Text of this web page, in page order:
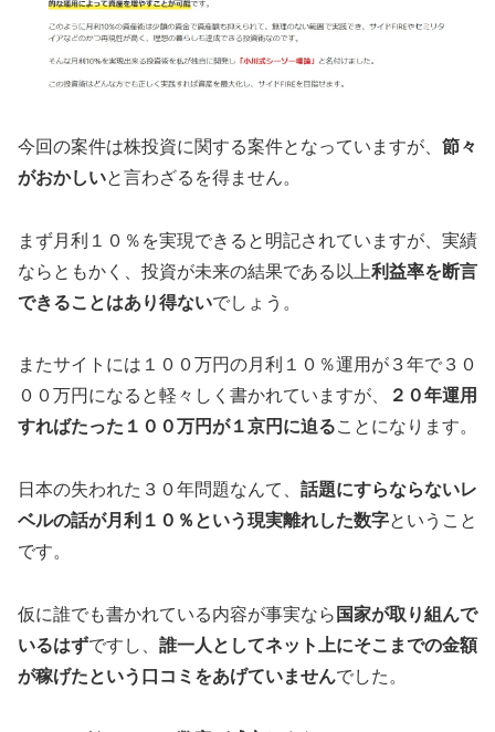
今回の案件は株投資に関する案件となっていますが、 節々
がおかしいと言わざるを得ません。
まず月利１０％を実現できると明記されていますが、実績
ならともかく、投資が未来の結果である以上利益率を断言
できることはあり得ないでしょう。
またサイトには１００万円の月利１０％運用が３年で３０
００万円になると軽々しく書かれていますが、
２０年運用
すればたった１００万円が１京円に迫ることになります。
日本の失われた３０年問題なんて、 話題にすらならないレ
ベルの話が月利１０％という現実離れした数字ということ
です。
仮に誰でも書かれている内容が事実なら 国家が取り組んで
いるはずですし、 誰一人としてネット上にそこまでの金額
が稼げたという口コミをあげていませんでした。